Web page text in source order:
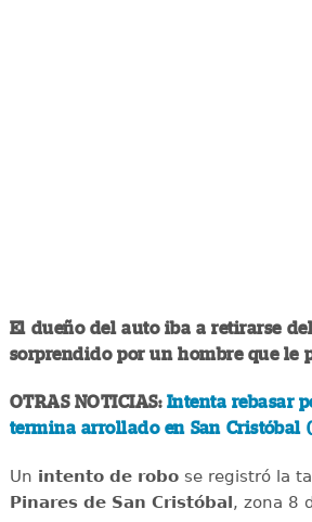
El dueño del auto iba a retirarse
sorprendido por un hombre que le
OTRAS NOTICIAS: Intenta rebasar
termina arrollado en San Cristóbal
Un intento de robose registró la
Pinares de San Cristóbal, zona 8